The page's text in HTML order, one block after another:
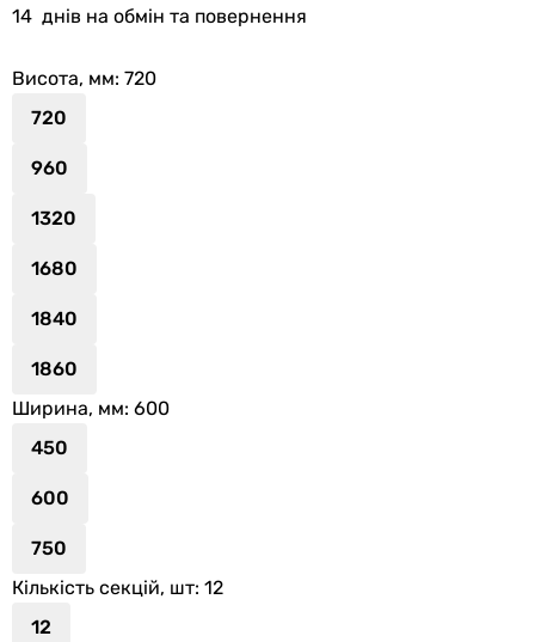
14 днів на обмін та повернення
Висота, мм: 720
720
960
1320
1680
1840
1860
Ширина, мм: 600
450
600
750
Кількість секцій, шт: 12
12